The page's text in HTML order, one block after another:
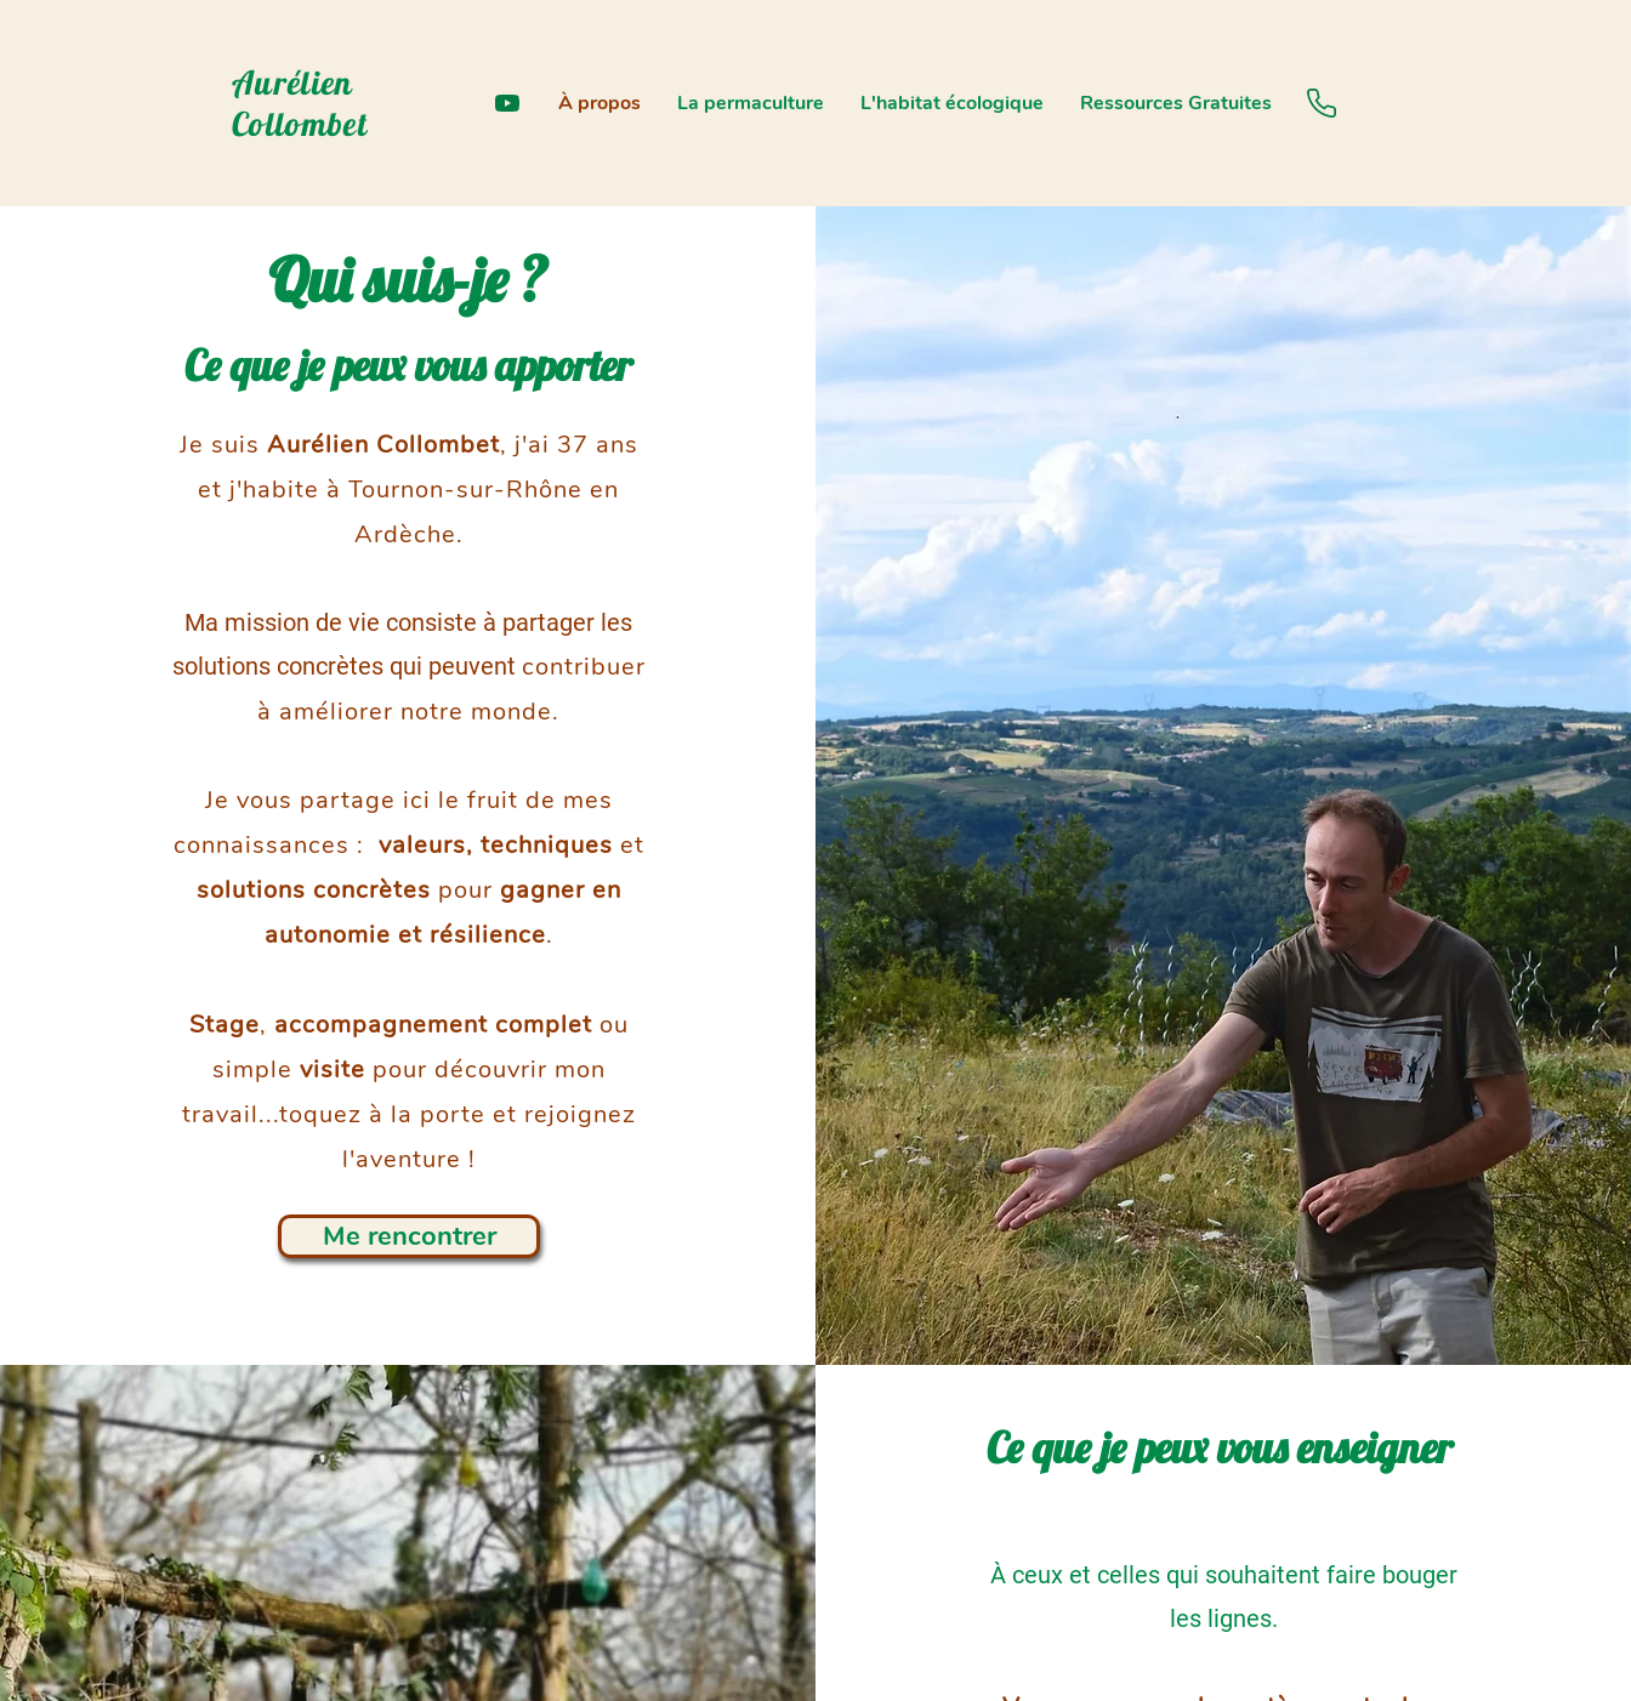
Aurélien
Collombet
À propos La permaculture L'habitat écologique Ressources Gratuites
Qui suis-je ?
Ce que je peux vous apporter
Je suis Aurélien Collombet, j'ai 37 ans
et j'habite à Tournon-sur-Rhône en
Ardèche.
Ma mission de vie consiste à partager les
solutions concrètes qui peuvent contribuer
à améliorer notre monde.
Je vous partage ici le fruit de mes
connaissances : valeurs, techniques et
solutions concrètes pour gagner en
autonomie et résilience.
Stage, accompagnement completou
simple visite pour découvrir mon
travail...toquez à la porte et rejoignez
l'aventure !
Me rencontrer
Ce que je peux vous enseigner
À ceux et celles qui souhaitent faire bouger
les lignes.